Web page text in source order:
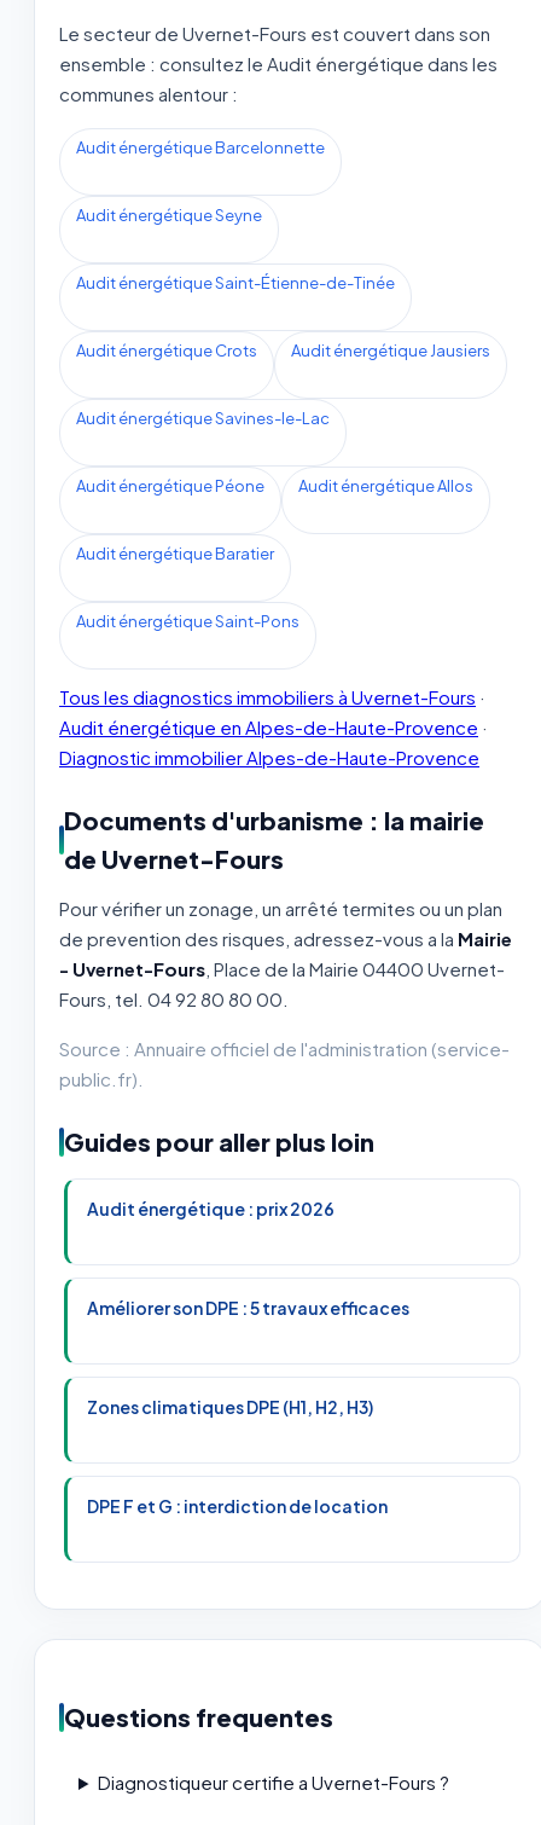
Le secteur de Uvernet-Fours est couvert dans son
ensemble : consultez le Audit énergétique dans les
communes alentour :
Audit énergétique Barcelonnette
Audit énergétique Seyne
Audit énergétique Saint-Étienne-de-Tinée
Audit énergétique Crots Audit énergétique Jausiers
Audit énergétique Savines-le-Lac
Audit énergétique Péone Audit énergétique Allos
Audit énergétique Baratier
Audit énergétique Saint-Pons
Tous les diagnostics immobiliers à Uvernet-Fours ·
Audit énergétique en Alpes-de-Haute-Provence ·
Diagnostic immobilier Alpes-de-Haute-Provence
Documents d'urbanisme : la mairie
de Uvernet-Fours
Pour vérifier un zonage, un arrêté termites ou un plan
de prevention des risques, adressez-vous a la Mairie
- Uvernet-Fours , Place de la Mairie 04400 Uvernet-
Fours, tel. 04 92 80 80 00.
Source : Annuaire officiel de l'administration (service-
public.fr).
Guides pour aller plus loin
Audit énergétique : prix 2026
Améliorer son DPE : 5 travaux efficaces
Zones climatiques DPE (H1, H2, H3)
DPE F et G : interdiction de location
Questions frequentes
Diagnostiqueur certifie a Uvernet-Fours ?